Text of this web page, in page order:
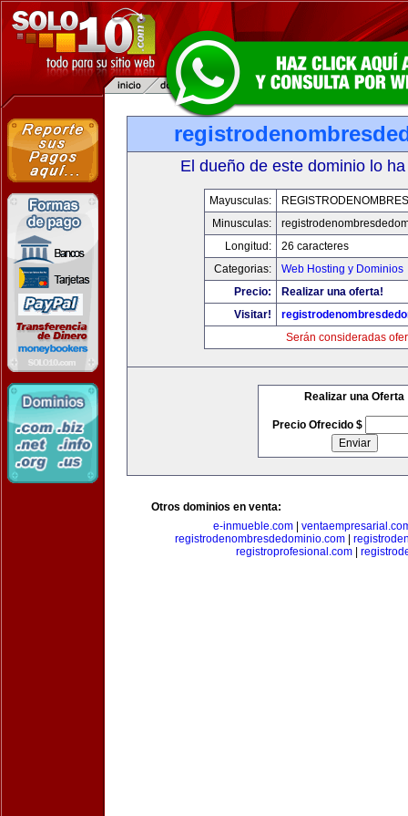
El dueño de este dominio lo
Mayusculas:
Minusculas:
Longitud:
26 caracteres
Categorias:
Web Hosting y Dominios
Precio:
Realizar una oferta!
Visitar!
Serán consideradas
Realizar una Oferta
Precio Ofrecido $
Otros dominios en venta:
e-inmueble.com
registrodenombresdedominio.com|
registroprofesional.com|